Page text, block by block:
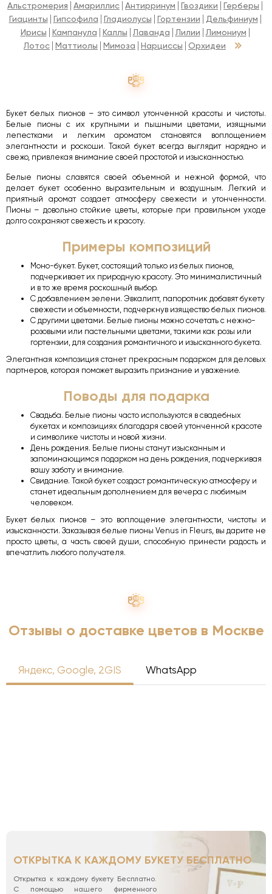
Альстромерия Амариллис Антирринум Гвоздики
Герберы
Гиацинты
Гипсофила Гладиолусы Гортензии
Дельфиниум
Ирисы
Кампанула Каллы Лаванда Лилии
Лимониум
Лотос Маттиолы Мимоза Нарциссы Орхидеи
Букет белых пионов – это символ утонченной красоты и чистоты.
Белые пионы с их крупными и пышными цветами, изящными
лепестками и легким ароматом становятся воплощением
элегантности и роскоши. Такой букет всегда выглядит нарядно и
свежо, привлекая внимание своей простотой и изысканностью.
Белые пионы славятся своей объемной и нежной формой, что
делает букет особенно выразительным и воздушным. Легкий и
приятный аромат создает атмосферу свежести и утонченности.
Пионы – довольно стойкие цветы, которые при правильном уходе
долго сохраняют свежесть и красоту.
Примеры композиций
Моно-букет. Букет, состоящий только из белых пионов,
подчеркивает их природную красоту. Это минималистичный
и в то же время роскошный выбор.
С добавлением зелени. Эвкалипт, папоротник добавят букету
свежести и объемности, подчеркнув изящество белых пионов.
С другими цветами. Белые пионы можно сочетать с нежно-
розовыми или пастельными цветами, такими как розы или
гортензии, для создания романтичного и изысканного букета.
Элегантная композиция станет прекрасным подарком для деловых
партнеров, которая поможет выразить признание и уважение.
Поводы для подарка
Свадьба. Белые пионы часто используются в свадебных
букетах и композициях благодаря своей утонченной красоте
и символике чистоты и новой жизни.
День рождения. Белые пионы станут изысканным и
запоминающимся подарком на день рождения, подчеркивая
вашу заботу и внимание.
Свидание. Такой букет создаст романтическую атмосферу и
станет идеальным дополнением для вечера с любимым
человеком.
Букет белых пионов – это воплощение элегантности, чистоты и
изысканности. Заказывая белые пионы Venus in Fleurs, вы дарите не
просто цветы, а часть своей души, способную принести радость и
впечатлить любого получателя.
Отзывы о доставке цветов в Москве
Яндекс, Google, 2GIS WhatsApp
ОТКРЫТКА К КАЖДОМУ БУКЕТУ БЕСПЛАТНО
Открытка к каждому букету Бесплатно.
С помощью нашего фирменного